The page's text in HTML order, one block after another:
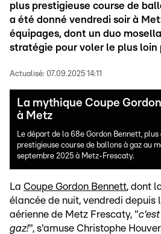
plus prestigieuse course de
a été donné vendredi soir à
équipages, dont un duo
stratégie pour voler le plus loin
Actualisé: 07.09.2025 14:11
La mythique Coupe
à Metz
Le départ de la 68e Gordon Bennett,
prestigieuse course de ballons à gaz au
septembre 2025 à Metz-Frescaty.
La Coupe Gordon Bennett, dont
élancée de nuit, vendredi depuis
aérienne de Metz Frescaty, "
gaz!", s'amuse Christophe